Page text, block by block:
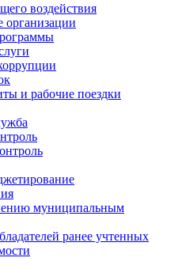
воздействия
организации
и рабочие поездки
муниципальным
ранее учтенных